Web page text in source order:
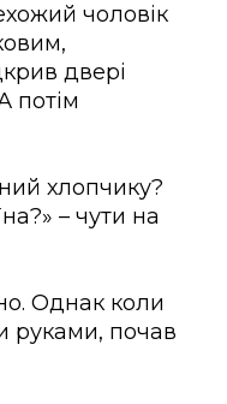
чоловік
двері
потім
хлопчику?
– чути на
Однак коли
руками, почав